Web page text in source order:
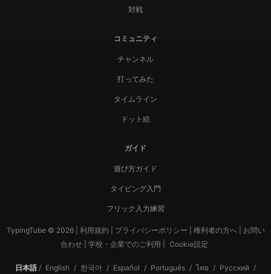
対戦
コミュニティ
チャンネル
打ってみた
タイムライン
ドット絵
ガイド
遊び方ガイド
タイピング入門
フリック入力練習
TypingTube © 2026 | 利用規約 プライバシーポリシー 権利者の方へ| お問い
合わせ
学校・企業でのご利用 Cookie設定
日本語 / English / 한국어 / Español / Português / ไทย / Русский /